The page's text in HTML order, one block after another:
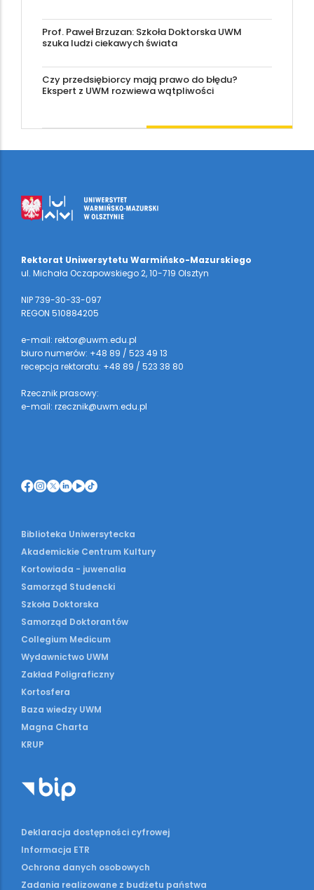
Prof. Paweł Brzuzan: Szkoła Doktorska UWM
szuka ludzi ciekawych świata
Czy przedsiębiorcy mają prawo do błędu?
Ekspert z UWM rozwiewa wątpliwości
Rektorat Uniwersytetu Warmińsko-Mazurskiego
ul. Michała Oczapowskiego 2, 10-719 Olsztyn
NIP 739-30-33-097
REGON 510884205
e-mail: rektor@uwm.edu.pl
biuro numerów: +48 89 / 523 49 13
recepcja rektoratu: +48 89 / 523 38 80
Rzecznik prasowy:
e-mail: rzecznik@uwm.edu.pl
Biblioteka Uniwersytecka
Akademickie Centrum Kultury
Kortowiada - juwenalia
Samorząd Studencki
Szkoła Doktorska
Samorząd Doktorantów
Collegium Medicum
Wydawnictwo UWM
Zakład Poligraficzny
Kortosfera
Baza wiedzy UWM
Magna Charta
KRUP
Deklaracja dostępności cyfrowej
Informacja ETR
Ochrona danych osobowych
Zadania realizowane z budżetu państwa